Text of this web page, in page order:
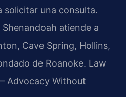
solicitar una consulta.
atiende a
Cave Spring, Hollins,
de Roanoke. Law
Advocacy Without